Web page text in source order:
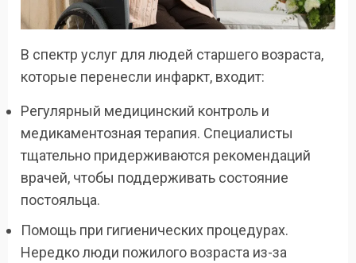
В спектр услуг для людей старшего возраста,
которые перенесли инфаркт, входит:
Регулярный медицинский контроль и
медикаментозная терапия. Специалисты
тщательно придерживаются рекомендаций
врачей, чтобы поддерживать состояние
постояльца.
Помощь при гигиенических процедурах.
Нередко люди пожилого возраста из-за